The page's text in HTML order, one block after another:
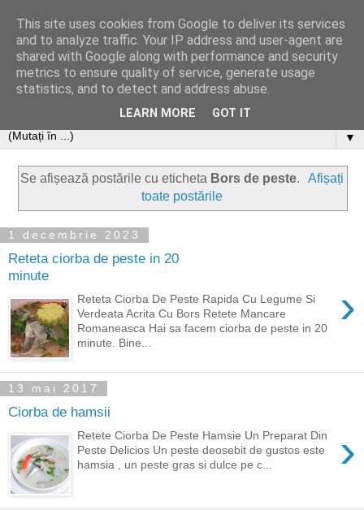
▼
Se afișează postările cu eticheta Bors de peste.
Afișați
toate postările
1 decembrie 2023
Reteta ciorba de peste in 20
minute
›
Reteta Ciorba De Peste Rapida Cu Legume Si
Verdeata Acrita Cu Bors Retete Mancare
Romaneasca Hai sa facem ciorba de peste in 20
minute. Bine...
13 mai 2017
Ciorba de hamsii
›
Retete Ciorba De Peste Hamsie Un Preparat Din
Peste Delicios Un peste deosebit de gustos este
hamsia , un peste gras si dulce pe c...
This site uses cookies from Google to deliver its services
and to analyze traffic. Your IP address and user-agent are
shared with Google along with performance and security
metrics to ensure quality of service, generate usage
statistics, and to detect and address abuse.
LEARN MORE GOT IT